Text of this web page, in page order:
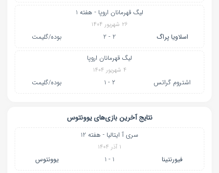
لیگ قهرمانان اروپا - هفته 1
۲۶ شهریور ۱۴۰۴
اسلاویا پراگ 2 - 2 بوده/گلیمت
لیگ قهرمانان اروپا
۴ شهریور ۱۴۰۴
اشتروم گراتس 2 - 1 بوده/گلیمت
نتایج آخرین بازی‌های یوونتوس
سری آ ایتالیا - هفته 12
۱ آذر ۱۴۰۴
فیورنتینا 1 - 1 یوونتوس